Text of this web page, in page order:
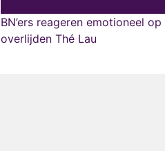
BN’ers reageren emotioneel op
overlijden Thé Lau